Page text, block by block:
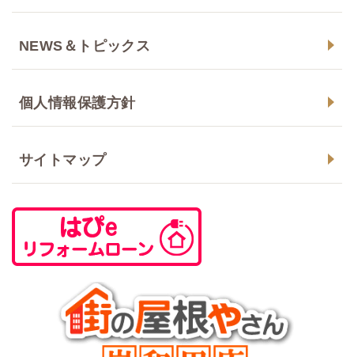
NEWS＆トピックス
個人情報保護方針
サイトマップ